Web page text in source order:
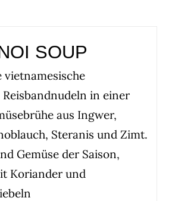
SOUP
Reisbandnudeln in einer
aus Ingwer,
Steranis und Zimt.
Gemüse der Saison,
Koriander und